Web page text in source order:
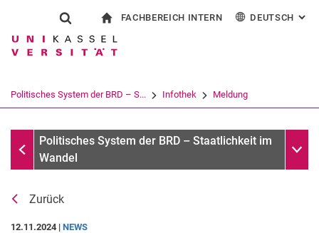
Springe direkt zu: Inhalt
Springe direkt zu: Suche
Springe direkt zu:
Suchformular
Suchbegriff
Suchen (öffnet externen Link in einem
FACHBEREICH INTERN DEUTSCH :
Politisches System der BRD – S... Infothek Meldung
InfothekPolitisches System der BRD – Staatlichkeit im
Wandel
Zurück
12.11.2024 | NEWS